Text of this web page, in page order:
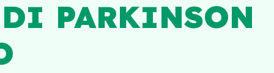
PARKINSON